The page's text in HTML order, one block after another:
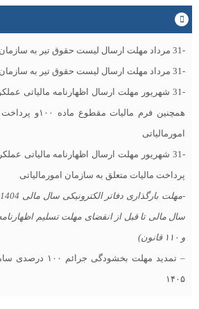
-31 مرداد مهلت ارسال ليست حقوق تیر به سازمان تامین اجتماعی
-31 مرداد مهلت ارسال ليست حقوق تیر به سازمان امورمالیاتی
همچنین فرم
امورمالیاتی
پرداخت مالیات متعلق به سازمان امورمالیاتی
و ۱۱۰ قانون)
– تمدید مهلت
۱۴۰۵